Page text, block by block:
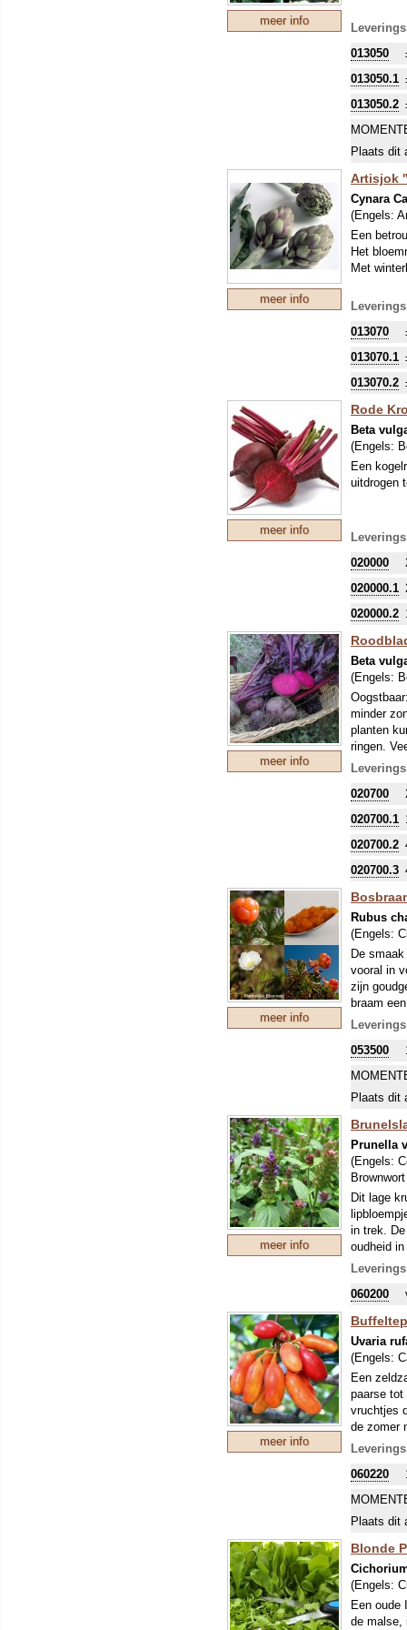
meer info
013050
013050.1
013050.2
Plaats dit
meer info
Artisjok
Cynara
(Engels:
Een
Het
Met
013070
013070.1
013070.2
meer info
Rode
Beta
(Engels:
Een
uitdrogen
020000
020000.1
020000.2
meer info
Beta
(Engels:
minder
planten
ringen.
020700
020700.1
020700.2
020700.3
meer info
Rubus
(Engels:
De
vooral in
zijn
braam
meerdere
053500
Plaats dit
meer info
Prunella
(Engels:
Dit lage
in trek.
oudheid
iets
mee kan
060200
meer info
Uvaria
(Engels:
Een
paarse tot
vruchtjes
de zomer
weinig
060220
Plaats dit
Blonde
(Engels:
Een oude
de malse,